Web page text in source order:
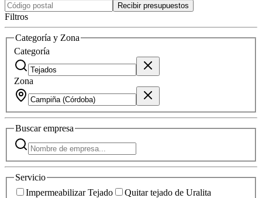
Recibir presupuestos
Filtros
Categoría y Zona
Categoría
Zona
Buscarempresa
Servicio
Impermeabilizar Tejado
Quitar tejado de Uralita